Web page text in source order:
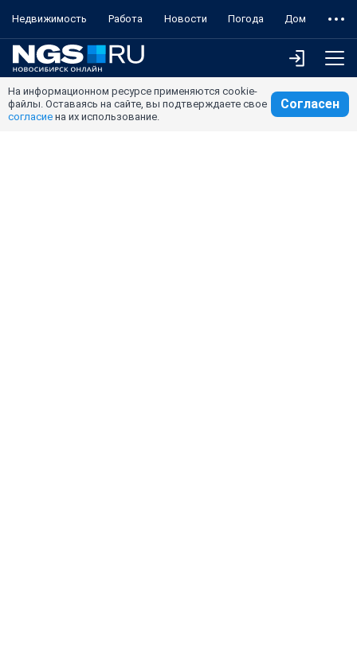
Недвижимость Работа Новости Погода Дом
На информационном ресурсе применяются cookie-
файлы. Оставаясь на сайте, вы подтверждаете свое
согласие на их использование.
Согласен